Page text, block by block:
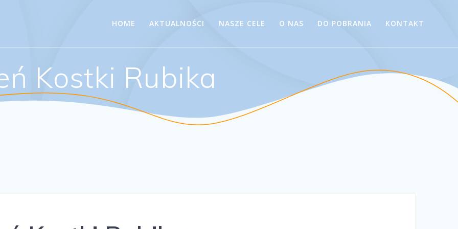
HOME AKTUALNOŚCI NASZE CELE O NAS DO POBRANIA KONTAKT
Kostki Rubika